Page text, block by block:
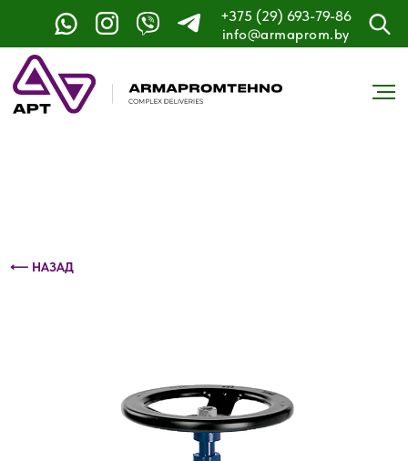
+375 (29) 693-79-86
info@armaprom.by
Контактный телефон: +375 (29) 693-79-86
⟵ НАЗАД